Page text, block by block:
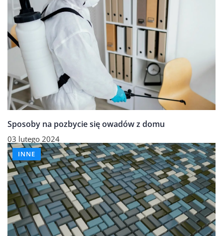
Sposoby na pozbycie się owadów z domu
03 lutego 2024
INNE